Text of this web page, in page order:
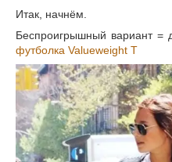
Итак, начнём.
Беспроигрышный вариант =
футболка Valueweight T